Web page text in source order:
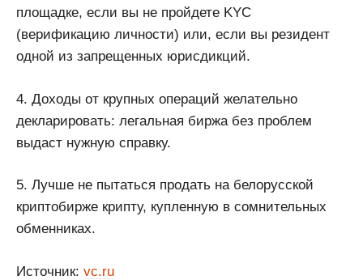
площадке, если вы не пройдете KYC
(верификацию личности) или, если вы резидент
одной из запрещенных юрисдикций.
4. Доходы от крупных операций желательно
декларировать: легальная биржа без проблем
выдаст нужную справку.
5. Лучше не пытаться продать на белорусской
криптобирже крипту, купленную в сомнительных
обменниках.
Источник: vc.ru